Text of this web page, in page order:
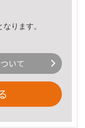
ります。
いて